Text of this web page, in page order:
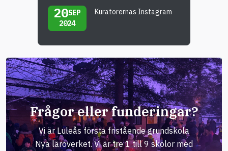
20SEP
2024
Kuratorernas Instagram
Frågor eller funderingar?
Vi är Luleås första fristående grundskola
Nya läroverket. Vi är tre 1 till 9 skolor med